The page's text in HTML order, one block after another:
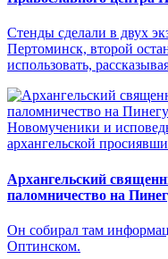
Стенды сделали в двух
Пертоминск, второй
использовать,
Новомученики и
архангельской
Архангельский
паломничество на
Он собирал там
Оптинском.